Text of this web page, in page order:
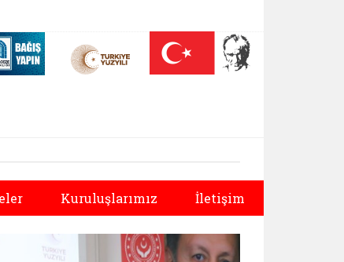
sekmede açılır)
On Yılı (yeni sekmede açılır)
Darülaceze bağış sayfası (yeni sekmede açılır)
Kuruluşlarımız İletişim
Sonraki